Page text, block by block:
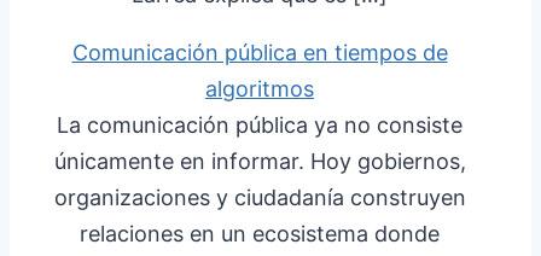
Comunicación pública en tiempos de
algoritmos
La comunicación pública ya no consiste
únicamente en informar. Hoy gobiernos,
organizaciones y ciudadanía construyen
relaciones en un ecosistema donde